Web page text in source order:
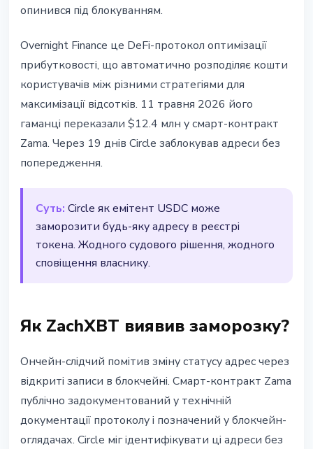
опинився пiд блокуванням.
Overnight Finance це DeFi-протокол оптимiзацiї
прибутковостi, що автоматично розподiляє кошти
користувачiв мiж рiзними стратегiями для
максимiзацiї вiдсоткiв. 11 травня 2026 його
гаманцi переказали $12.4 млн у смарт-контракт
Zama. Через 19 днiв Circle заблокував адреси без
попередження.
Суть: Circle як емiтент USDC може
заморозити будь-яку адресу в реєстрi
токена. Жодного судового рiшення, жодного
сповiщення власнику.
Як ZachXBT виявив заморозку?
Ончейн-слiдчий помiтив змiну статусу адрес через
вiдкритi записи в блокчейнi. Смарт-контракт Zama
публiчно задокументований у технiчнiй
документацiї протоколу i позначений у блокчейн-
оглядачах. Circle мiг iдентифiкувати цi адреси без